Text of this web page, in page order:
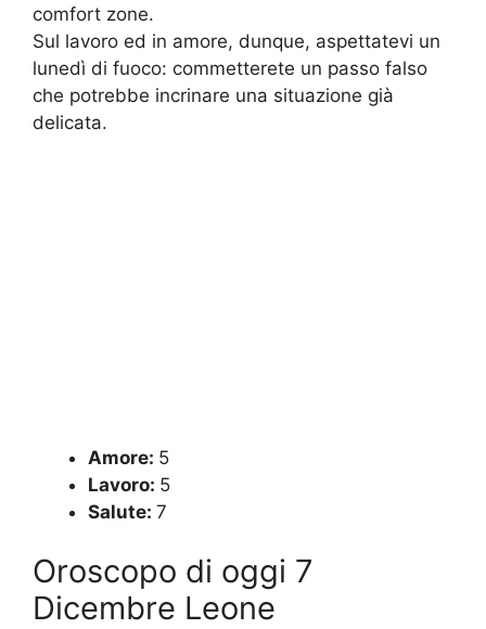
comfort zone.
Sul lavoro ed in amore, dunque, aspettatevi un
lunedì di fuoco: commetterete un passo falso
che potrebbe incrinare una situazione già
delicata.
Amore: 5
Lavoro: 5
Salute: 7
Oroscopo di oggi 7
Dicembre Leone